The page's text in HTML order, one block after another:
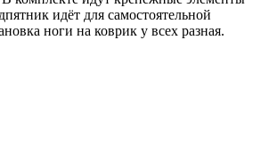
идёт для самостоятельной
ноги на коврик у всех разная.